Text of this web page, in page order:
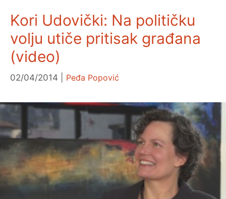
Kori Udovički: Na političku
volju utiče pritisak građana
(video)
02/04/2014 Peđa Popović